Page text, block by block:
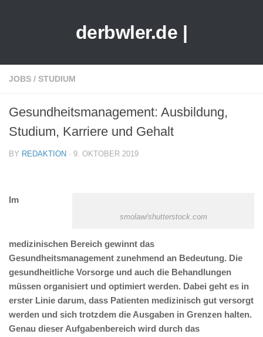
derbwler.de |
JOBS / STUDIUM
Gesundheitsmanagement: Ausbildung,
Studium, Karriere und Gehalt
BY REDAKTION · 9. OKTOBER 2019
smolaw/shutterstock.com
Im
medizinischen Bereich gewinnt das
Gesundheitsmanagement zunehmend an Bedeutung. Die
gesundheitliche Vorsorge und auch die Behandlungen
müssen organisiert und optimiert werden. Dabei geht es in
erster Linie darum, dass Patienten medizinisch gut versorgt
werden und sich trotzdem die Ausgaben in Grenzen halten.
Genau dieser Aufgabenbereich wird durch das